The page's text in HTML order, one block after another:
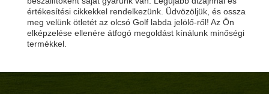
értékesítési cikkekkel rendelkezünk. Üdvözöljük, és ossza
meg velünk ötletét az olcsó Golf labda jelölő-ről! Az Ön
elképzelése ellenére átfogó megoldást kínálunk minőségi
termékkel.